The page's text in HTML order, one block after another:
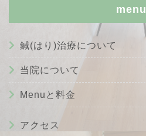
menu
鍼(はり)治療について
当院について
Menuと料金
アクセス